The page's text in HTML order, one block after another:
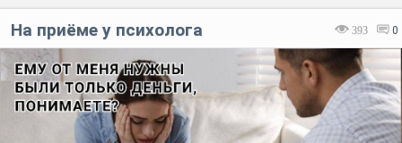
393 0
На приёме у психолога